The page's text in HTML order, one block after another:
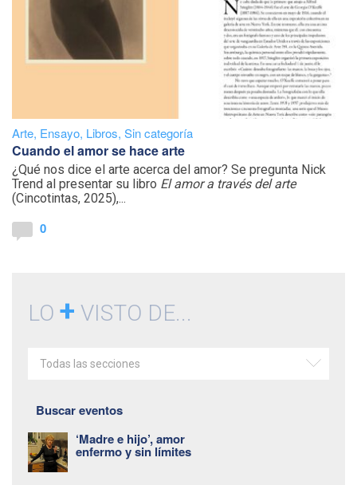
Arte, Ensayo, Libros, Sin categoría
Cuando el amor se hace arte
¿Qué nos dice el arte acerca del amor? Se pregunta Nick
Trend al presentar su libro El amor a través del arte
(Cincotintas, 2025),...
0
LO + VISTO DE...
Todas las secciones
Buscar eventos
‘Madre e hijo’, amor
enfermo y sin límites